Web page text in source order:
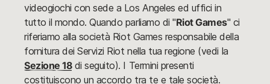
videogiochi con sede a Los Angeles ed uffici in
tutto il mondo. Quando parliamo di "Riot Games" ci
riferiamo alla società Riot Games responsabile della
fornitura dei Servizi Riot nella tua regione (vedi la
Sezione 18di seguito). I Termini presenti
costituiscono un accordo tra te e tale società.